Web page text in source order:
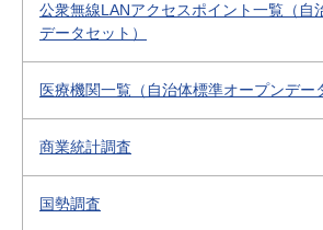
公衆無線LANアクセスポイント一覧（自
データセット）
医療機関一覧（自治体標準オープンデー
商業統計調査
国勢調査